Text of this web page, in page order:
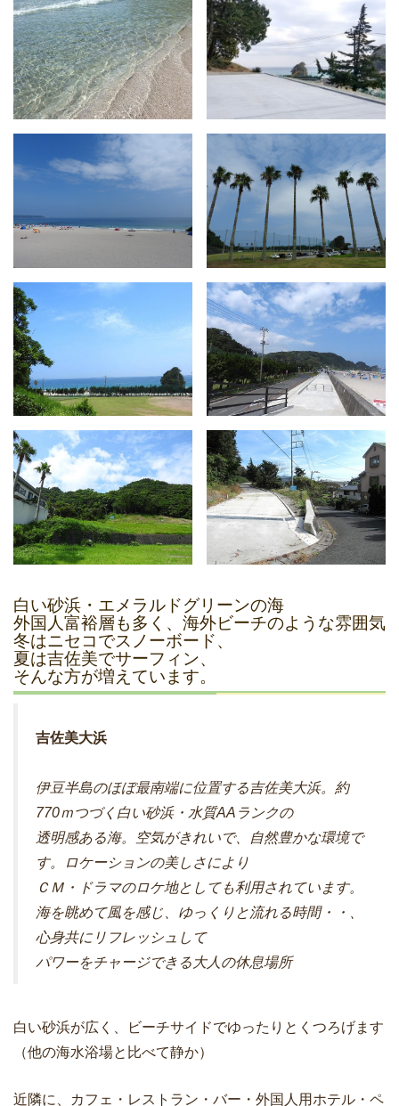
白い砂浜・エメラルドグリーンの海
外国人富裕層も多く、海外ビーチのような雰囲気
冬はニセコでスノーボード、
夏は吉佐美でサーフィン、
そんな方が増えています。
吉佐美大浜
伊豆半島のほぼ最南端に位置する吉佐美大浜。約
770ｍつづく白い砂浜・水質AAランクの
透明感ある海。空気がきれいで、自然豊かな環境で
す。ロケーションの美しさにより
ＣＭ・ドラマのロケ地としても利用されています。
海を眺めて風を感じ、ゆっくりと流れる時間・・、
心身共にリフレッシュして
パワーをチャージできる大人の休息場所
白い砂浜が広く、ビーチサイドでゆったりとくつろげます
（他の海水浴場と比べて静か）
近隣に、カフェ・レストラン・バー・外国人用ホテル・ペ